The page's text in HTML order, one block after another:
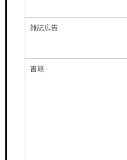
雑誌広告
書籍